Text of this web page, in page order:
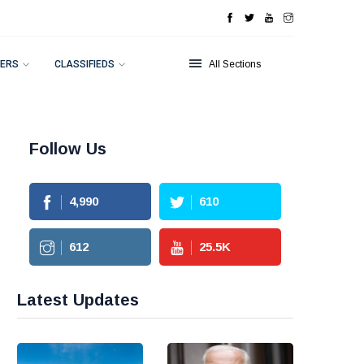
CLASSIFIEDS All Sections
Follow Us
4,990 610
612 25.5K
Latest Updates